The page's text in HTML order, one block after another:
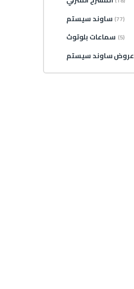
ساوند سيستم (77)
سماعات بلوتوث (5)
عروض ساوند سيستم